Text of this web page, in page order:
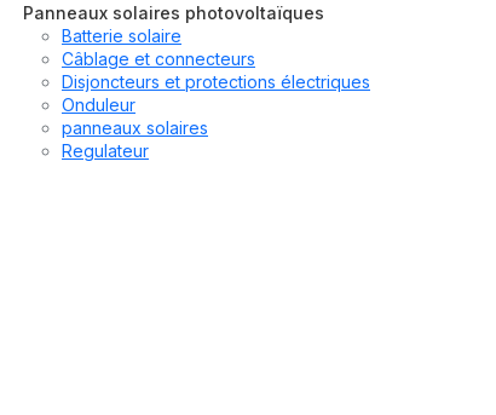
Panneaux solaires photovoltaïques
Batterie solaire
Câblage et connecteurs
Disjoncteurs et protections électriques
Onduleur
panneaux solaires
Regulateur